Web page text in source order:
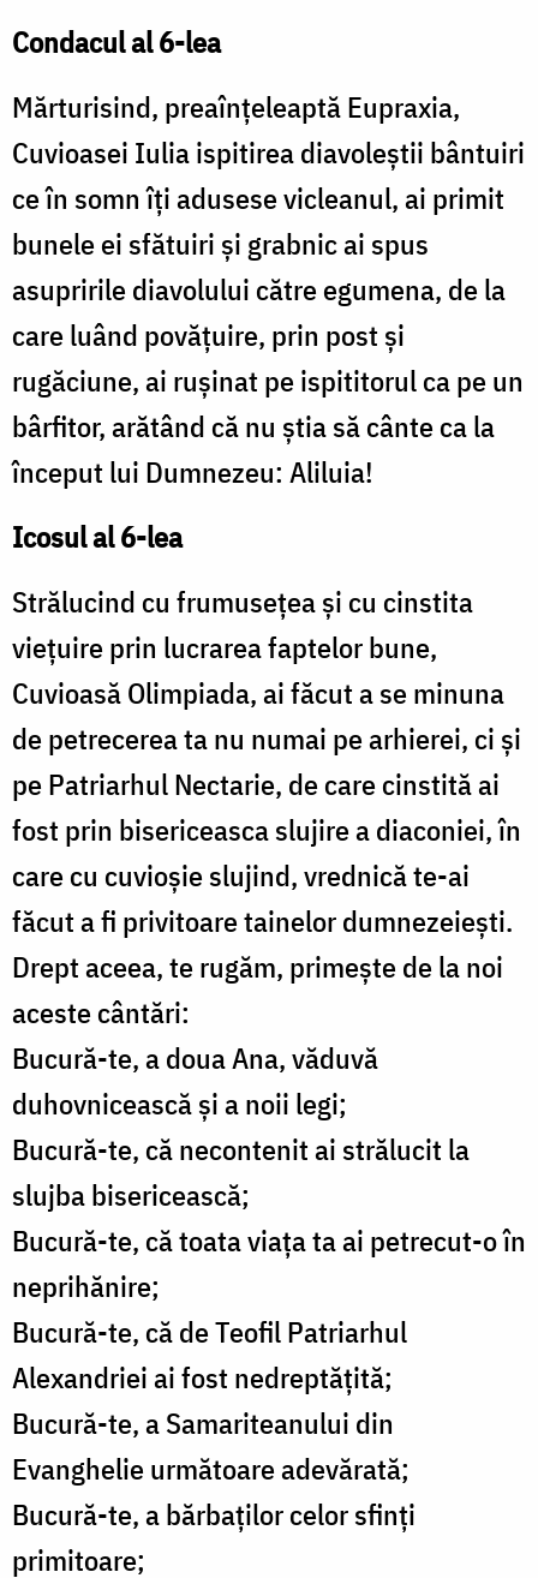
Condacul al 6-lea
Mărturisind, preaînţeleaptă Eupraxia,
Cuvioasei Iulia ispitirea diavoleştii bântuiri
ce în somn îţi adusese vicleanul, ai primit
bunele ei sfătuiri şi grabnic ai spus
asupririle diavolului către egumena, de la
care luând povăţuire, prin post şi
rugăciune, ai ruşinat pe ispititorul ca pe un
bârfitor, arătând că nu ştia să cânte ca la
început lui Dumnezeu: Aliluia!
Icosul al 6-lea
Strălucind cu frumuseţea şi cu cinstita
vieţuire prin lucrarea faptelor bune,
Cuvioasă Olimpiada, ai făcut a se minuna
de petrecerea ta nu numai pe arhierei, ci şi
pe Patriarhul Nectarie, de care cinstită ai
fost prin bisericeasca slujire a diaconiei, în
care cu cuvioşie slujind, vrednică te-ai
făcut a fi privitoare tainelor dumnezeieşti.
Drept aceea, te rugăm, primeşte de la noi
aceste cântări:
Bucură-te, a doua Ana, văduvă
duhovnicească şi a noii legi;
Bucură-te, că necontenit ai strălucit la
slujba bisericească;
Bucură-te, că toata viaţa ta ai petrecut-o în
neprihănire;
Bucură-te, că de Teofil Patriarhul
Alexandriei ai fost nedreptăţită;
Bucură-te, a Samariteanului din
Evanghelie următoare adevărată;
Bucură-te, a bărbaţilor celor sfinţi
primitoare;